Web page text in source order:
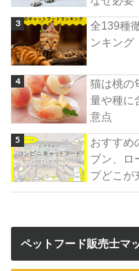
全139種
ンキング
猫は桃の
量や種に
意点
おすすめ
ブン、ロ
プどこが
ペットフード販売士マ